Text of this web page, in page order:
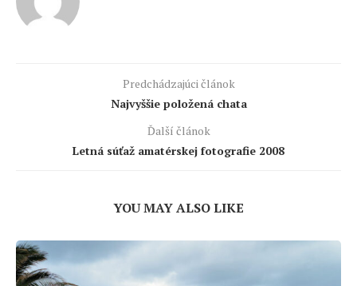
Predchádzajúci článok
Najvyššie položená chata
Ďalší článok
Letná súťaž amatérskej fotografie 2008
YOU MAY ALSO LIKE